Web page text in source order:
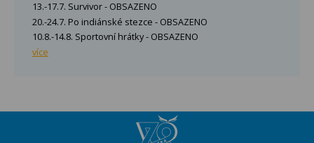
13.-17.7. Survivor - OBSAZENO
20.-24.7. Po indiánské stezce - OBSAZENO
10.8.-14.8. Sportovní hrátky - OBSAZENO
více